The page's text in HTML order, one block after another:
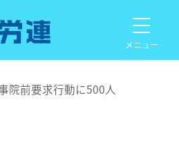
メニュー
院前要求行動に500人